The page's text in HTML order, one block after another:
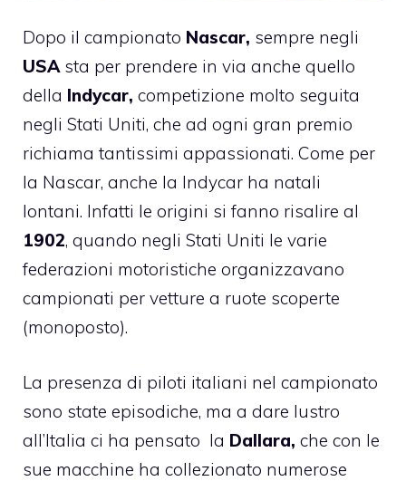
Dopo il campionato Nascar, sempre negli
USAsta per prendere in via anche quello
della Indycar, competizione molto seguita
negli Stati Uniti, che ad ogni gran premio
richiama tantissimi appassionati. Come per
la Nascar, anche la Indycar ha natali
lontani. Infatti le origini si fanno risalire al
1902, quando negli Stati Uniti le varie
federazioni motoristiche organizzavano
campionati per vetture a ruote scoperte
(monoposto).
La presenza di piloti italiani nel campionato
sono state episodiche, ma a dare lustro
all’Italia ci ha pensato la Dallara, che con le
sue macchine ha collezionato numerose